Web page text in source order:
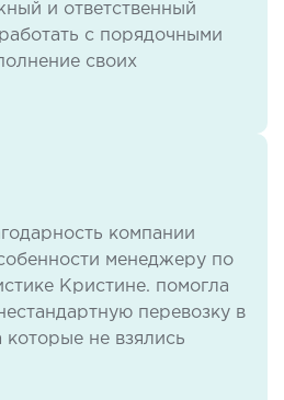
и ответственный
с порядочными
своих
Вам и процветания
компании
менеджеру по
Кристине. помогла
перевозку в
которые не взялись
компании.